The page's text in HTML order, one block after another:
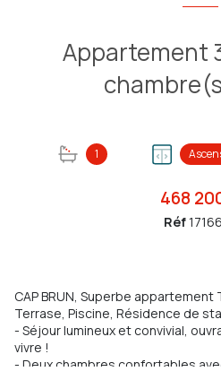
Appartement 3 pièce(s) 2
1
468
Réf
CAP BRUN, Superbe appartement
Terrase, Piscine, Résidence de
- Séjour lumineux et convivial,
vivre !
- Deux chambres confortables